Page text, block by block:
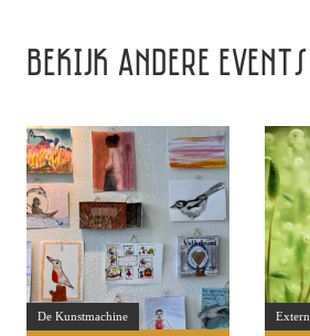
BEKIJK ANDERE EVENTS
De Kunstmachine Extern